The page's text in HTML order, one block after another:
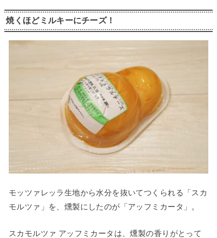
焼くほどミルキーにチーズ！
モッツァレッラ生地から水分を抜いてつくられる「スカ
モルツァ」を、燻製にしたのが「アッフミカータ」。
スカモルツァ アッフミカータは、燻製の香りがとって